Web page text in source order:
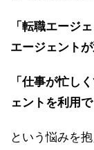
「転職エージ
エージェント
「仕事が忙し
ェントを利用
という悩みを